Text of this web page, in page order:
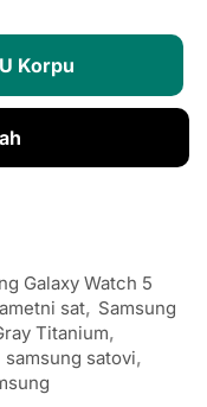
Korpu
Galaxy Watch 5
sat, Samsung
Titanium,
samsung satovi,